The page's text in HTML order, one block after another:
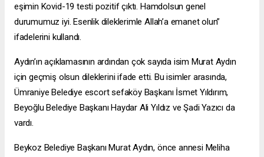
eşimin Kovid-19 testi pozitif çıktı. Hamdolsun genel
durumumuz iyi. Esenlik dileklerimle Allah’a emanet olun”
ifadelerini kullandı.
Aydın’ın açıklamasının ardından çok sayıda isim Murat Aydın
için geçmiş olsun dileklerini ifade etti. Bu isimler arasında,
Ümraniye Belediye escort sefaköyBaşkanı İsmet Yıldırım,
Beyoğlu Belediye Başkanı Haydar Ali Yıldız ve Şadi Yazıcı da
vardı.
Beykoz Belediye Başkanı Murat Aydın, önce annesi Meliha